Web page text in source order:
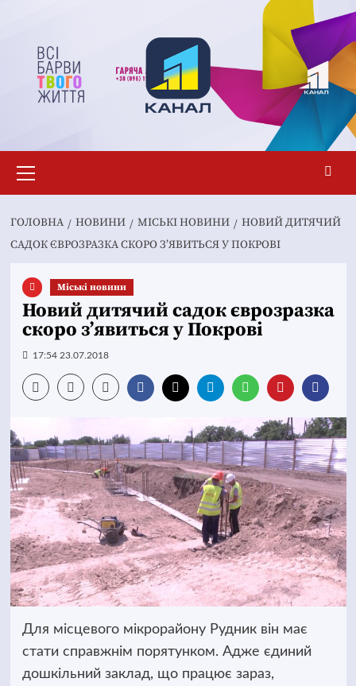
вмісту
меню
ГОЛОВНА НОВИНИ MІСЬКІ НОВИНИ
НОВИЙ ДИТЯЧИЙ
САДОК ЄВРОЗРАЗКА СКОРО З’ЯВИТЬСЯ У ПОКРОВІ
Mіські новини
Новий дитячий садок єврозразка
скоро з’явиться у Покрові
17:54 23.07.2018
Для місцевого мікрорайону Рудник він має
стати справжнім порятунком. Адже єдиний
дошкільний заклад, що працює зараз,